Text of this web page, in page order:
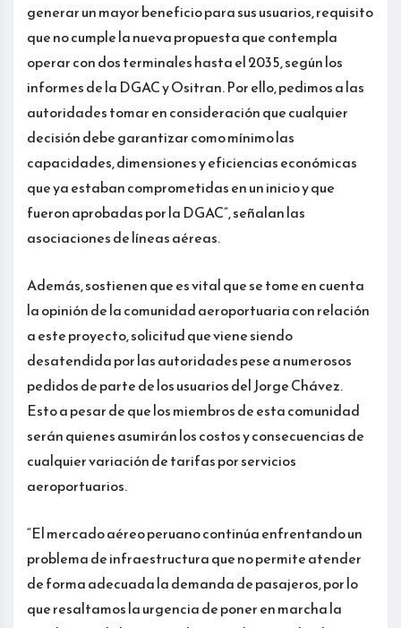
generar un mayor beneficio para sus usuarios, requisito
que no cumple la nueva propuesta que contempla
operar con dos terminales hasta el 2035, según los
informes de la DGAC y Ositran. Por ello, pedimos a las
autoridades tomar en consideración que cualquier
decisión debe garantizar como mínimo las
capacidades, dimensiones y eficiencias económicas
que ya estaban comprometidas en un inicio y que
fueron aprobadas por la DGAC”, señalan las
asociaciones de líneas aéreas.
Además, sostienen que es vital que se tome en cuenta
la opinión de la comunidad aeroportuaria con relación
a este proyecto, solicitud que viene siendo
desatendida por las autoridades pese a numerosos
pedidos de parte de los usuarios del Jorge Chávez.
Esto a pesar de que los miembros de esta comunidad
serán quienes asumirán los costos y consecuencias de
cualquier variación de tarifas por servicios
aeroportuarios.
“El mercado aéreo peruano continúa enfrentando un
problema de infraestructura que no permite atender
de forma adecuada la demanda de pasajeros, por lo
que resaltamos la urgencia de poner en marcha la